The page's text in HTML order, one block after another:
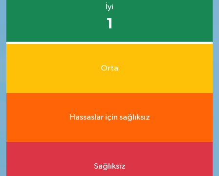
İyi
1
Orta
Hassaslar için sağlıksız
Sağlıksız